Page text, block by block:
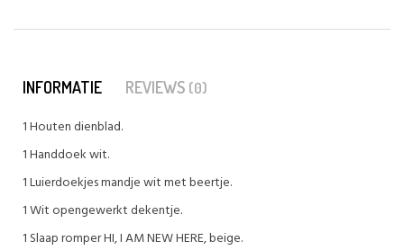
INFORMATIE REVIEWS (0)
1 Houten dienblad.
1 Handdoek wit.
1 Luierdoekjes mandje wit met beertje.
1 Wit opengewerkt dekentje.
1 Slaap romper HI, I AM NEW HERE, beige.